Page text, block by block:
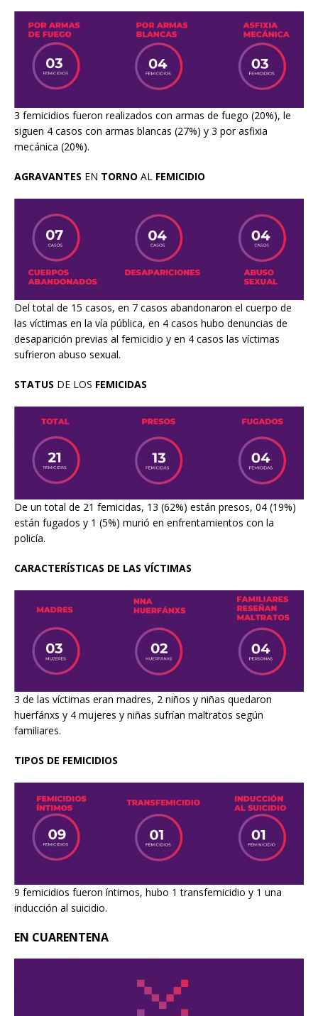
3 femicidios fueron realizados con armas de fuego (20%), le
siguen 4 casos con armas blancas (27%) y 3 por asfixia
mecánica (20%).
AGRAVANTES EN TORNO AL FEMICIDIO
Del total de 15 casos, en 7 casos abandonaron el cuerpo de
las víctimas en la vía pública, en 4 casos hubo denuncias de
desaparición previas al femicidio y en 4 casos las víctimas
sufrieron abuso sexual.
STATUS DE LOS FEMICIDAS
De un total de 21 femicidas, 13 (62%) están presos, 04 (19%)
están fugados y 1 (5%) murió en enfrentamientos con la
policía.
CARACTERÍSTICAS DE LAS VÍCTIMAS
3 de las víctimas eran madres, 2 niños y niñas quedaron
huerfánxs y 4 mujeres y niñas sufrían maltratos según
familiares.
TIPOS DE FEMICIDIOS
9 femicidios fueron íntimos, hubo 1 transfemicidio y 1 una
inducción al suicidio.
EN CUARENTENA